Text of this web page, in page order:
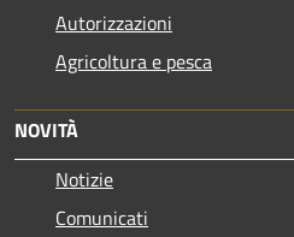
Autorizzazioni
Agricoltura e pesca
NOVITÀ
Notizie
Comunicati